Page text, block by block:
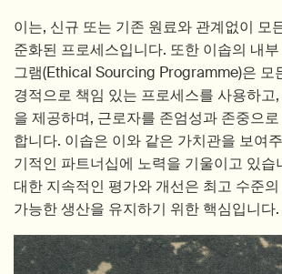
이는, 신규 또는 기존 원료와 관계없이 모
준화된 프로세스입니다. 또한 이솝의 내
그램(Ethical Sourcing Programme)은 모
경적으로 책임 있는 프로세스를 사용하고
을 제공하며, 근로자를 존엄성과 존중으
합니다. 이솝은 이와 같은 가치관을 보여
기적인 파트너십에 노력을 기울이고 있습
대한 지속적인 평가와 개선은 최고 수준
가능한 생산을 유지하기 위한 핵심입니다.